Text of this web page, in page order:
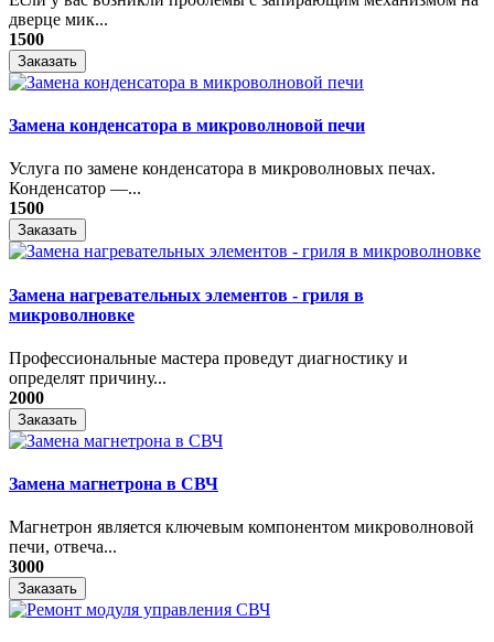
дверце мик...
1500
Заказать
Замена конденсатора в микроволновой печи
Услуга по замене конденсатора в микроволновых печах.
Конденсатор —...
1500
Заказать
Замена нагревательных элементов - гриля в
микроволновке
Профессиональные мастера проведут диагностику и
определят причину...
2000
Заказать
Замена магнетрона в СВЧ
Магнетрон является ключевым компонентом микроволновой
печи, отвеча...
3000
Заказать